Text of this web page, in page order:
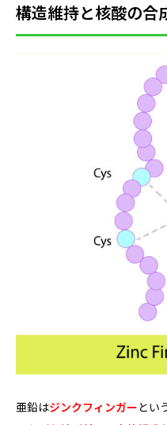
構造維持と核酸の合
亜鉛はジンクフィンガーとい